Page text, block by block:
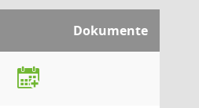
Dokumente